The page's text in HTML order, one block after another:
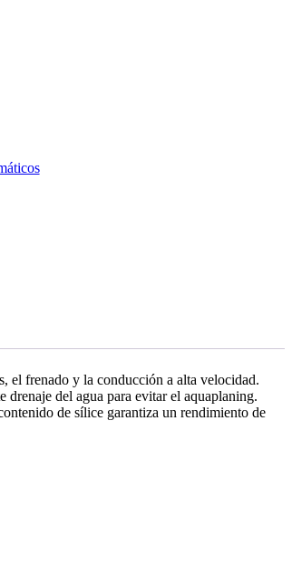
el frenado y la conducción a alta velocidad.
del agua para evitar el aquaplaning.
de sílice garantiza un rendimiento de